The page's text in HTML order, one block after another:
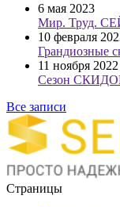
6 мая 2023
Мир. Труд.
10 февраля
Грандиозные
11 ноября 2022
Сезон
Все записи
Страницы